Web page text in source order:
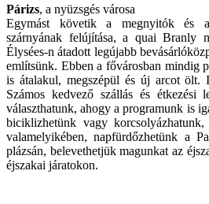
Párizs, a nyüzsgés városa
Egymást követik a megnyitók és
szárnyának felújítása, a quai Branly
Élysées-n átadott legújabb
említsünk. Ebben a fővárosban mindig
is átalakul, megszépül és új arcot ölt.
Számos kedvező szállás és étkezési
választhatunk, ahogy a programunk is
biciklizhetünk vagy
valamelyikében, napfürdőzhetünk a
plázsán, belevethetjük magunkat az
éjszakai járatokon.